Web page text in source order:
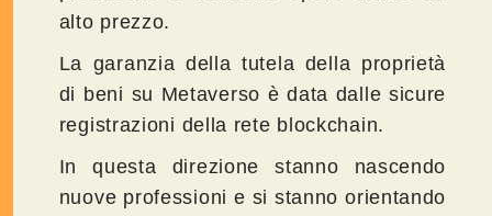
alto prezzo.
La garanzia della tutela della proprietà
di beni su Metaverso è data dalle sicure
registrazioni della rete blockchain.
In questa direzione stanno nascendo
nuove professioni e si stanno orientando